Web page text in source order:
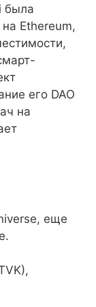
была
Ethereum,
его DAO
на
еще